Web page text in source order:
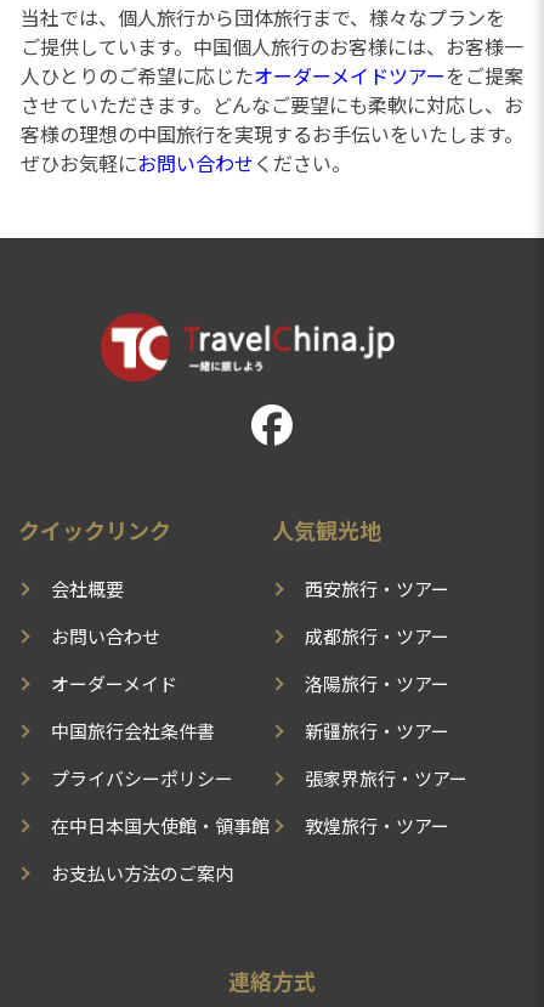
当社では、個人旅行から団体旅行まで、様々なプランを
ご提供しています。中国個人旅行のお客様には、お客様一
人ひとりのご希望に応じたオーダーメイドツアーをご提案
させていただきます。どんなご要望にも柔軟に対応し、お
客様の理想の中国旅行を実現するお手伝いをいたします。
ぜひお気軽にお問い合わせください。
クイックリンク
会社概要
お問い合わせ
オーダーメイド
中国旅行会社条件書
プライバシーポリシー
在中日本国大使館・領事館
お支払い方法のご案内
人気観光地
西安旅行・ツアー
成都旅行・ツアー
洛陽旅行・ツアー
新疆旅行・ツアー
張家界旅行・ツアー
敦煌旅行・ツアー
連絡方式